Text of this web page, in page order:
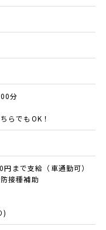
分
らでもOK！
まで支給（車通勤可）
接種補助
)